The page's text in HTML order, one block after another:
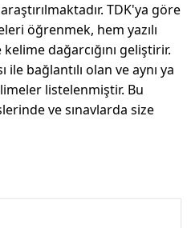
TDK'ya göre
öğrenmek, hem yazılı
dağarcığını geliştirir.
ile bağlantılı olan ve aynı ya
listelenmiştir. Bu
ve sınavlarda size